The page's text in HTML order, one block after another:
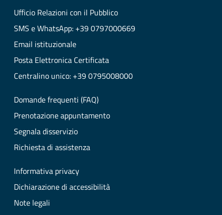
Ufficio Relazioni con il Pubblico
SMS e WhatsApp: +39 0797000669
Email istituzionale
Posta Elettronica Certificata
Centralino unico: +39 0795008000
Domande frequenti (FAQ)
Prenotazione appuntamento
Segnala disservizio
Richiesta di assistenza
Informativa privacy
Dichiarazione di accessibilità
Note legali